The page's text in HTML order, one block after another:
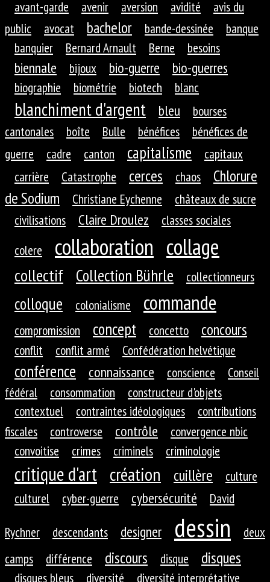
avant-garde avenir aversion avidité
avis du
public
avocat bachelor bande-dessinée
banque
banquier
Bernard Arnault Berne besoins
biennale bijoux bio-guerre bio-guerres
biographie biométrie biotech blanc
blanchiment d'argent bleu
bourses
cantonales
boîte Bulle bénéfices
bénéfices de
guerre
cadre canton capitalisme
capitaux
carrière
Catastrophe cerces chaos
Chlorure
de Sodium
Christiane Eychenne
châteaux de sucre
civilisations
Claire Droulez
classes sociales
colere
collaboration collage
collectif Collection Bührle collectionneurs
colloque colonialisme commande
compromission concept concetto concours
conflit conflit armé Confédération helvétique
conférence connaissance conscience
Conseil
fédéral
consommation
constructeur d'objets
contextuel
contraintes idéologiques
contributions
fiscales
controverse contrôle
convergence nbic
convoitise
crimes criminels criminologie
critique d'art création cuillère
culture
culturel
cyber-guerre cybersécurité
David
Rychner
descendants designer dessin
deux
camps
différence discours disque disques
disques bleus diversité
diversité interprétative